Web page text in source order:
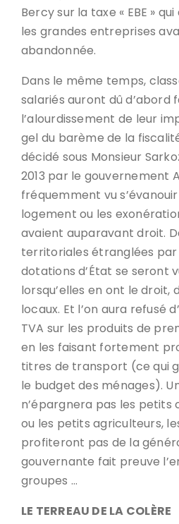
Bercy sur la taxe « EBE »
les grandes entreprises
abandonnée.
Dans le même temps,
salariés auront dû d’abord
l’alourdissement de leur
gel du barème de la
décidé sous Monsieur
2013 par le gouvernement
fréquemment vu
logement ou les
avaient auparavant droit.
territoriales étranglées par
dotations d’État se seront
lorsqu’elles en ont le droit,
locaux. Et l’on aura refusé
TVA sur les produits de
en les faisant fortement
titres de transport (ce qui
le budget des ménages).
n’épargnera pas les petits
ou les petits agriculteurs,
profiteront pas de la
gouvernante fait preuve
groupes …
LE TERREAU DE LA COLÈRE